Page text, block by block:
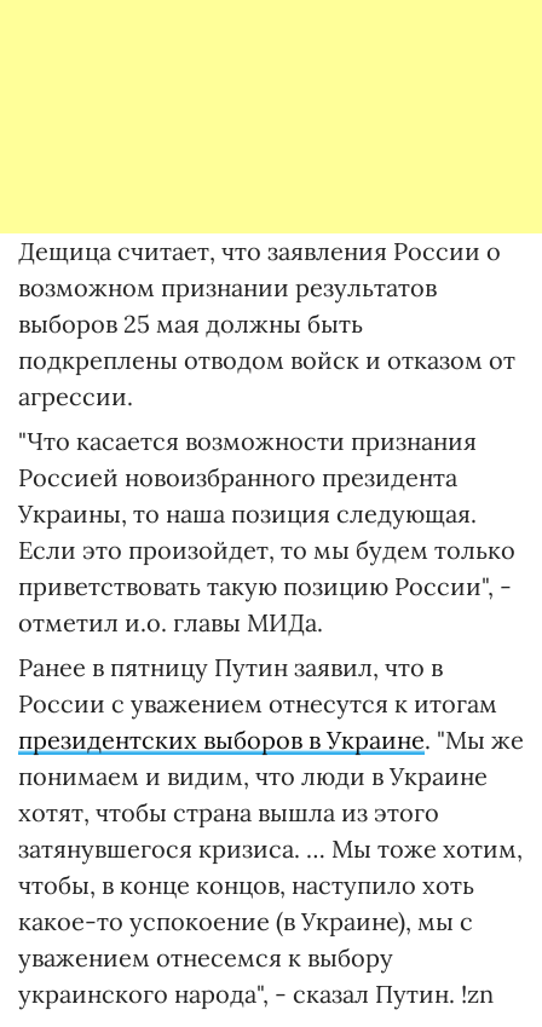
Дещица считает, что заявления России о
возможном признании результатов
выборов 25 мая должны быть
подкреплены отводом войск и отказом от
агрессии.
"Что касается возможности признания
Россией новоизбранного президента
Украины, то наша позиция следующая.
Если это произойдет, то мы будем только
приветствовать такую позицию России", -
отметил и.о. главы МИДа.
Ранее в пятницу Путин заявил, что в
России с уважением отнесутся к итогам
президентских выборов в Украине. "Мы же
понимаем и видим, что люди в Украине
хотят, чтобы страна вышла из этого
затянувшегося кризиса. … Мы тоже хотим,
чтобы, в конце концов, наступило хоть
какое-то успокоение (в Украине), мы с
уважением отнесемся к выбору
украинского народа", - сказал Путин. !zn